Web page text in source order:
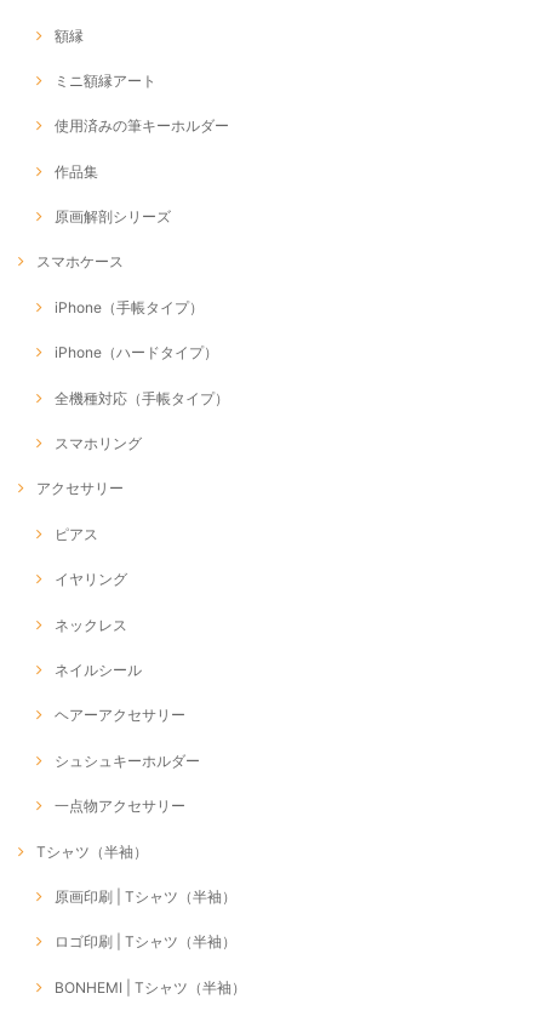
額縁
ミニ額縁アート
使用済みの筆キーホルダー
作品集
原画解剖シリーズ
スマホケース
iPhone（手帳タイプ）
iPhone（ハードタイプ）
全機種対応（手帳タイプ）
スマホリング
アクセサリー
ピアス
イヤリング
ネックレス
ネイルシール
ヘアーアクセサリー
シュシュキーホルダー
一点物アクセサリー
Tシャツ（半袖）
原画印刷 | Tシャツ（半袖）
ロゴ印刷 | Tシャツ（半袖）
BONHEMI | Tシャツ（半袖）